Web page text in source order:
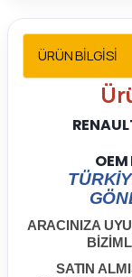
Sedan
ÜRÜN BİLGİSİ
ARACINIZA
SATIN